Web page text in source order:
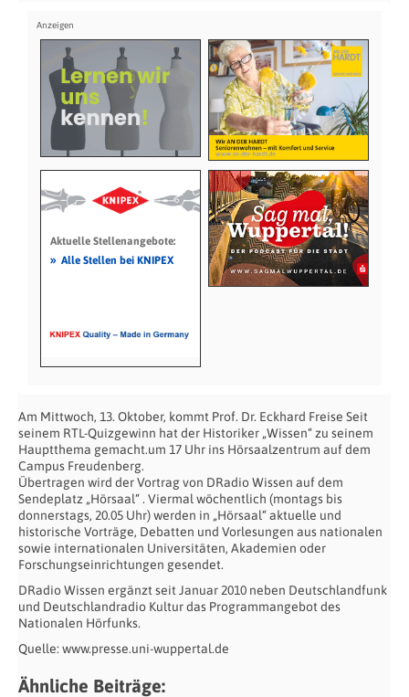
Aktuelle Stellenangebote:
» Alle Stellen bei KNIPEX
Am Mittwoch, 13. Oktober, kommt Prof. Dr. Eckhard Freise Seit
seinem RTL-Quizgewinn hat der Historiker „Wissen“ zu seinem
Hauptthema gemacht.um 17 Uhr ins Hörsaalzentrum auf dem
Campus Freudenberg.
Übertragen wird der Vortrag von DRadio Wissen auf dem
Sendeplatz „Hörsaal“ . Viermal wöchentlich (montags bis
donnerstags, 20.05 Uhr) werden in „Hörsaal“ aktuelle und
historische Vorträge, Debatten und Vorlesungen aus nationalen
sowie internationalen Universitäten, Akademien oder
Forschungseinrichtungen gesendet.
DRadio Wissen ergänzt seit Januar 2010 neben Deutschlandfunk
und Deutschlandradio Kultur das Programmangebot des
Nationalen Hörfunks.
Quelle: www.presse.uni-wuppertal.de
Ähnliche Beiträge: